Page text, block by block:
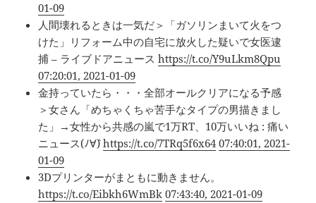
01-09
人間壊れるときは一気だ＞「ガソリンまいて火をつ
けた」リフォーム中の自宅に放火した疑いで女医逮
捕 – ライブドアニュースhttps://t.co/Y9uLkm8Qpu
07:20:01, 2021-01-09
金持っていたら・・・全部オールクリアになる予感
＞女さん「めちゃくちゃ苦手なタイプの男描きまし
た」→女性から共感の嵐で1万RT、10万いいね : 痛い
ニュース(ﾉ∀`)https://t.co/7TRq5f6x64 07:40:01, 2021-
01-09
3Dプリンターがまともに動きません。
https://t.co/Eibkh6WmBk 07:43:40, 2021-01-09